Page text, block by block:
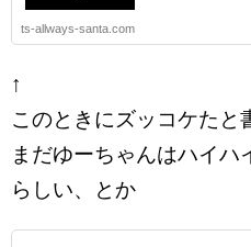
ts-allways-santa.com
↑
このときにズッコケたと
まだゆーちゃんはハイハ
らしい、とか